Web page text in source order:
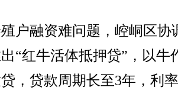
融资难问题，崆峒区协
“红牛活体抵押贷”，以牛
，贷款周期长至3年，利